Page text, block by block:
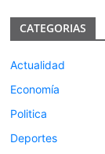
CATEGORIAS
Actualidad
Economía
Politica
Deportes